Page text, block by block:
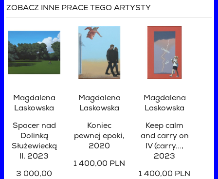
ZOBACZ INNE PRACE TEGO ARTYSTY
Magdalena
Laskowska
Spacer nad
Dolinką
Służewiecką
II, 2023
3 000,00
Magdalena
Laskowska
Koniec
pewnej epoki,
2020
1 400,00 PLN
Magdalena
Laskowska
Keep calm
and carry on
IV (carry...,
2023
1 400,00 PLN